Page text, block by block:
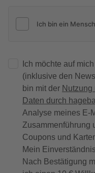
Ich möchte auf mich
(inklusive den
bin mit der Nutzung
Daten durch
Analyse meines E-
Zusammenführung
Coupons und
Mein
Nach Bestätigung